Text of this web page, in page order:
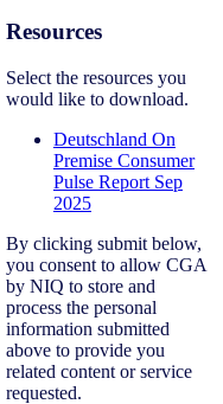
Resources
Select the resources you
would like to download.
Deutschland On
Premise Consumer
Pulse Report Sep
2025
By clicking submit below,
you consent to allow CGA
by NIQ to store and
process the personal
information submitted
above to provide you
related content or service
requested.